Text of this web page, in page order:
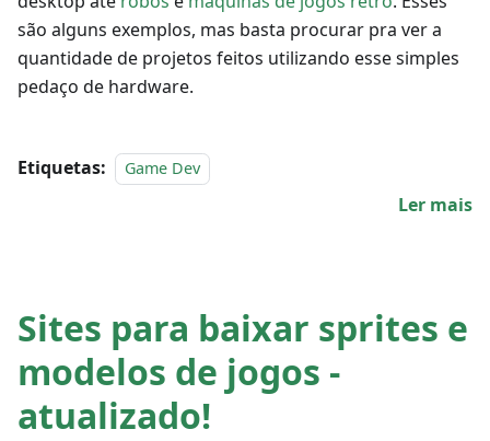
são alguns exemplos, mas basta procurar pra ver a
quantidade de projetos feitos utilizando esse simples
pedaço de hardware.
Etiquetas: Game Dev
Ler mais
Sites para baixar sprites e
modelos de jogos -
atualizado!